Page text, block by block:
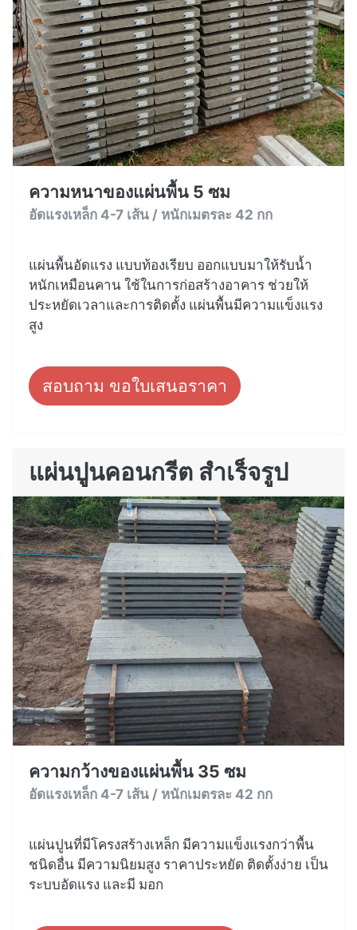
ความหนาของแผ่นพื้น 5 ซม
อัดแรงเหล็ก 4-7 เส้น / หนักเมตรละ 42 กก
แผ่นพื้นอัดแรง แบบท้องเรียบ ออกแบบมาให้รับน้ำ
หนักเหมือนคาน ใช้ในการก่อสร้างอาคาร ช่วยให้
ประหยัดเวลาและการติดตั้ง แผ่นพื้นมีความแข็งแรง
สูง
สอบถาม ขอใบเสนอราคา
แผ่นปูนคอนกรีต สำเร็จรูป
ความกว้างของแผ่นพื้น 35 ซม
อัดแรงเหล็ก 4-7 เส้น / หนักเมตรละ 42 กก
แผ่นปูนที่มีโครงสร้างเหล็ก มีความแข็งแรงกว่าพื้น
ชนิดอื่น มีความนิยมสูง ราคาประหยัด ติดตั้งง่าย เป็น
ระบบอัดแรง และมี มอก